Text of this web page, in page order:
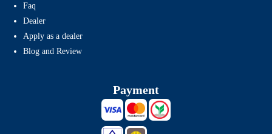
Faq
Dealer
Apply as a dealer
Blog and Review
Payment